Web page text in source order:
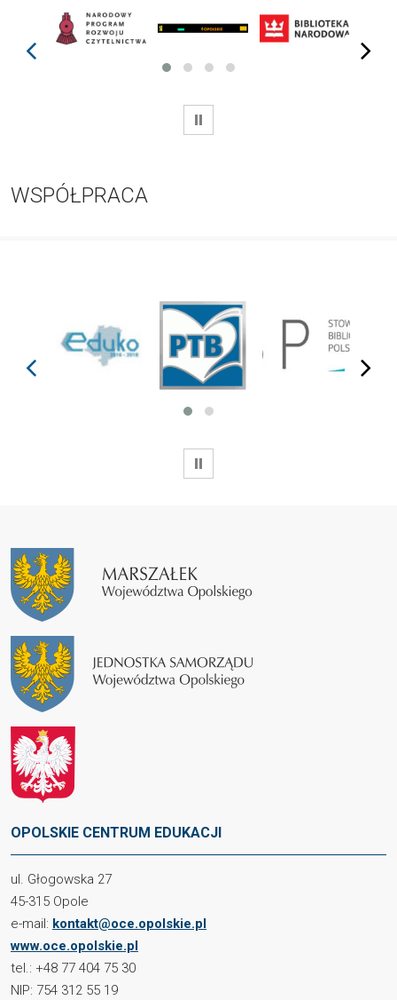
prev next
WSTRZYMAJ
WSPÓŁPRACA
prev next
WSTRZYMAJ
OPOLSKIE CENTRUM EDUKACJI
ul. Głogowska 27
45-315 Opole
e-mail: kontakt@oce.opolskie.pl
www.oce.opolskie.pl
tel.: +48 77 404 75 30
NIP: 754 312 55 19